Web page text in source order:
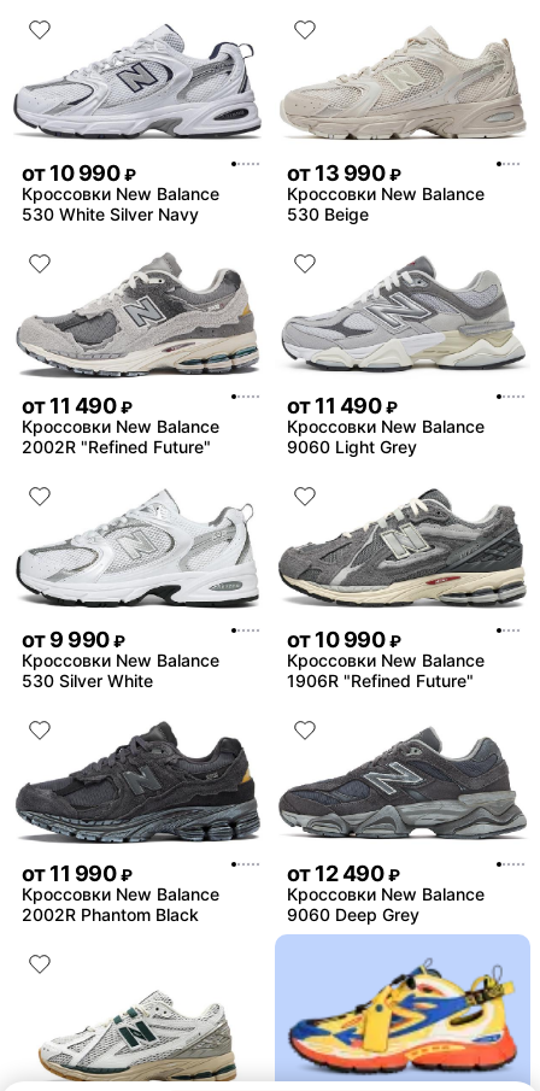
от10 990 ₽
Кроссовки New Balance
530 White Silver Navy
от13 990 ₽
Кроссовки New Balance
530 Beige
от11 490 ₽
Кроссовки New Balance
2002R "Refined Future"
от11 490 ₽
Кроссовки New Balance
9060 Light Grey
от9 990 ₽
Кроссовки New Balance
530 Silver White
от10 990 ₽
Кроссовки New Balance
1906R "Refined Future"
от11 990 ₽
Кроссовки New Balance
2002R Phantom Black
от12 490 ₽
Кроссовки New Balance
9060 Deep Grey